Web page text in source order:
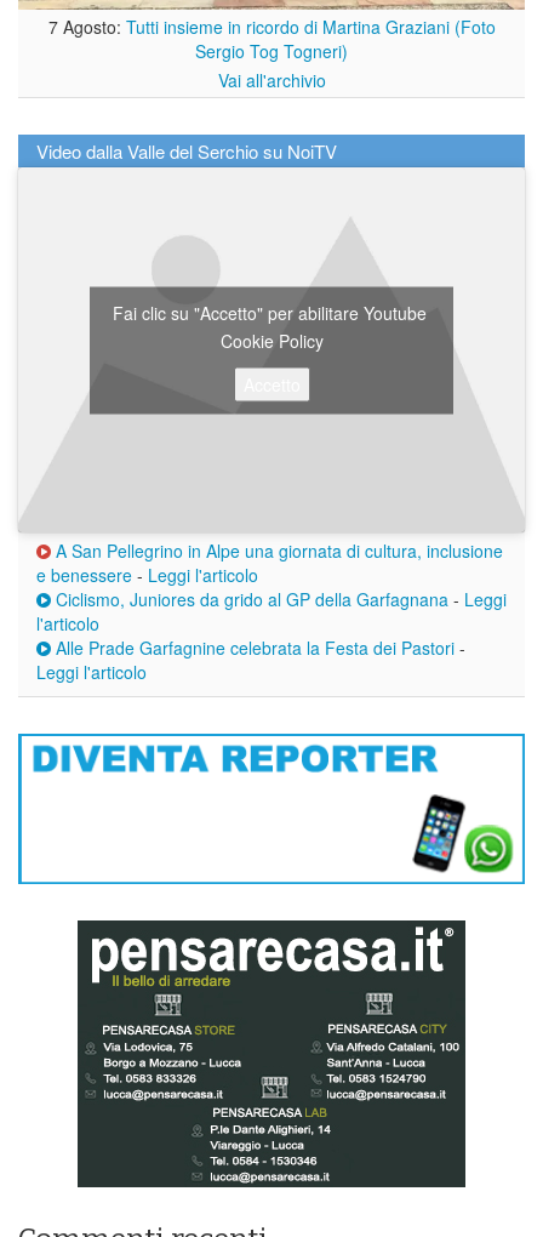
7 Agosto: Tutti insieme in ricordo di Martina Graziani (Foto
Sergio Tog Togneri)
Vai all'archivio
Video dalla Valle del Serchio su NoiTV
Fai clic su "Accetto" per abilitare Youtube
Cookie Policy
A San Pellegrino in Alpe una giornata di cultura, inclusione
e benessere - Leggi l'articolo
Ciclismo, Juniores da grido al GP della Garfagnana - Leggi
l'articolo
Alle Prade Garfagnine celebrata la Festa dei Pastori -
Leggi l'articolo